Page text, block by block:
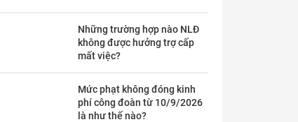
Những trường hợp nào NLĐ
không được hưởng trợ cấp
mất việc?
Mức phạt không đóng kinh
phí công đoàn từ 10/9/2026
là như thế nào?